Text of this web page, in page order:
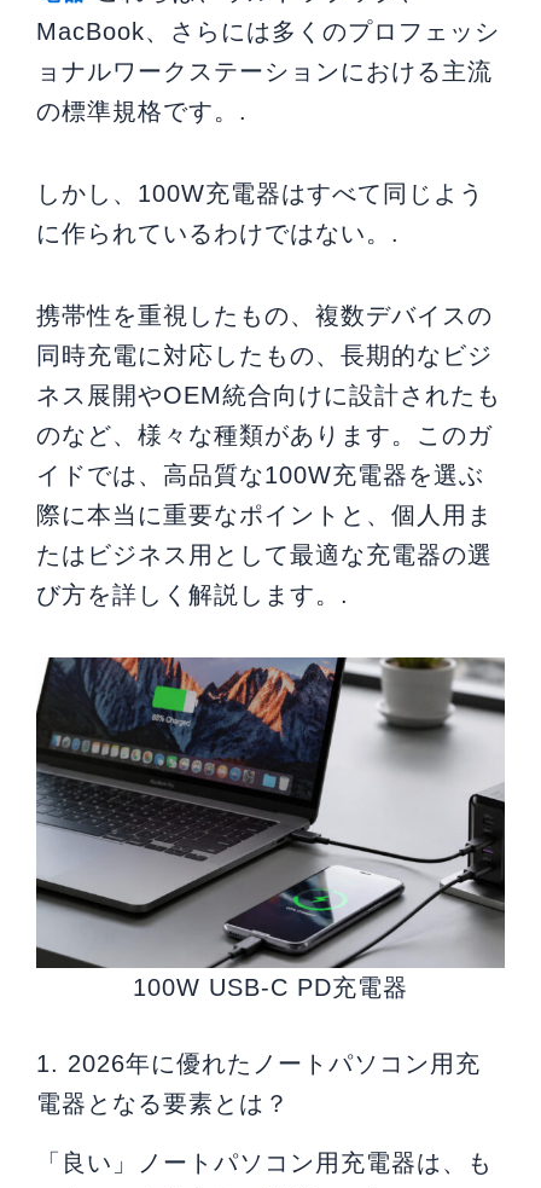
MacBook、さらには多くのプロフェッシ
ョナルワークステーションにおける主流
の標準規格です。.
しかし、100W充電器はすべて同じよう
に作られているわけではない。.
携帯性を重視したもの、複数デバイスの
同時充電に対応したもの、長期的なビジ
ネス展開やOEM統合向けに設計されたも
のなど、様々な種類があります。このガ
イドでは、高品質な100W充電器を選ぶ
際に本当に重要なポイントと、個人用ま
たはビジネス用として最適な充電器の選
び方を詳しく解説します。.
100W USB-C PD充電器
1. 2026年に優れたノートパソコン用充
電器となる要素とは？
「良い」ノートパソコン用充電器は、も